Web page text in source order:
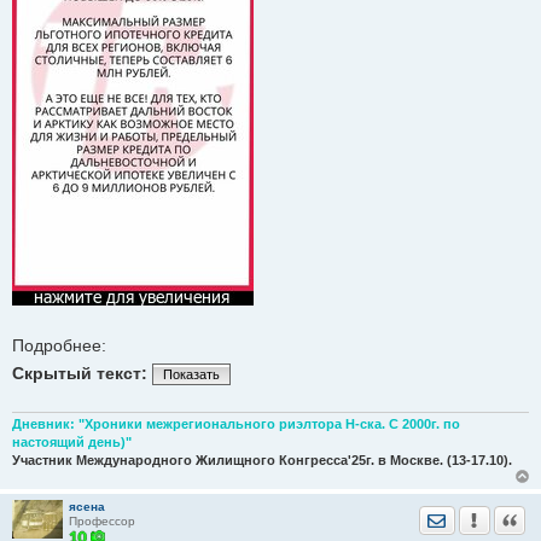
Подробнее:
Скрытый текст:
Показать
Дневник: "Хроники межрегионального риэлтора Н-ска. С 2000г. по
настоящий день)"
Участник Международного Жилищного Конгресса'25г. в Москве. (13-17.10).
ясена
Профессор
Отправить